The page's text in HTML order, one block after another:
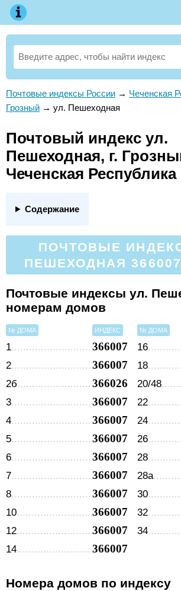
Почтовые индексы России → Чеченская
Грозный → ул. Пешеходная
Почтовый индекс ул.
Пешеходная, г.
Чеченская Республика
Содержание
ПОЧТОВЫЕ
ПЕШЕХОДНАЯ
Почтовые индексы ул.
номерам домов
№ ДОМА ИНДЕКС
1 366007
2 366007
2б 366026
3 366007
4 366007
5 366007
6 366007
7 366007
8 366007
10 366007
12 366007
14 366007
№ ДОМА
16
18
20/48
22
24
26
28
28а
30
32
34
Номера домов по индексу